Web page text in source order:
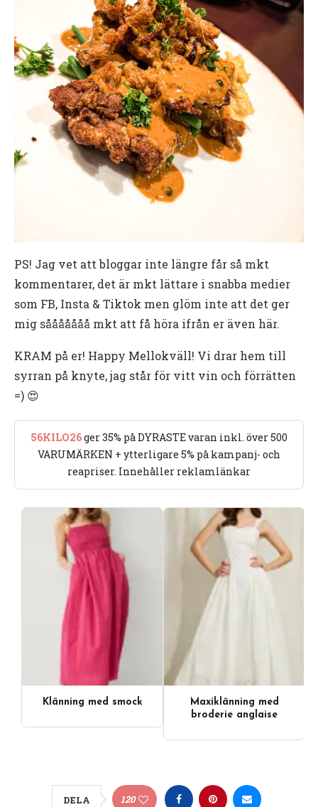
PS! Jag vet att bloggar inte längre får så mkt
kommentarer, det är mkt lättare i snabba medier
som FB, Insta & Tiktok men glöm inte att det ger
mig sååååååå mkt att få höra ifrån er även här.
KRAM på er! Happy Mellokväll! Vi drar hem till
syrran på knyte, jag står för vitt vin och förrätten
=) 😍
56KILO26ger 35% på DYRASTE varan inkl. över 500
VARUMÄRKEN + ytterligare 5% på kampanj- och
reapriser. Innehåller reklamlänkar
Klänning med smock
Maxiklänning med
broderie anglaise
DELA 120